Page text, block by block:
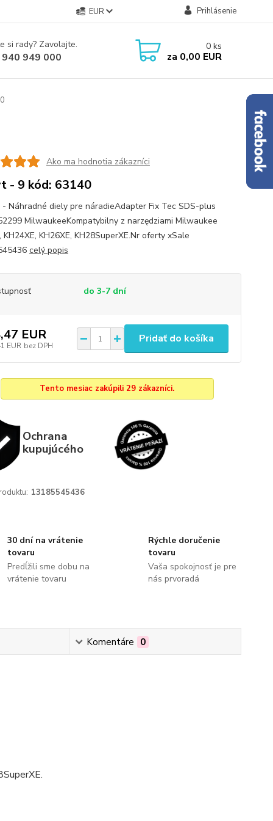
EUR Prihlásenie
si rady? Zavolajte.
949 000
0 ks
za 0,00 EUR
Ako ma hodnotia zákazníci
- 9 kód: 63140
Náhradné diely pre náradieAdapter Fix Tec SDS-plus
MilwaukeeKompatybilny z narzędziami Milwaukee
KH24XE, KH26XE, KH28SuperXE.Nr oferty xSale
celý popis
do 3-7 dní
EUR
EUR bez DPH
Pridať do košíka
Tento mesiac zakúpili 29 zákazníci.
Ochrana
kupujúcého
13185545436
30 dní na vrátenie
tovaru
Predĺžili sme dobu na
vrátenie tovaru
Rýchle doručenie
tovaru
Vaša spokojnosť je pre
nás prvoradá
Komentáre 0